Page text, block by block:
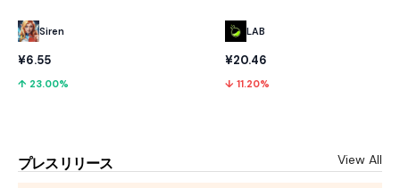
Siren
¥6.55
↑ 23.00%
LAB
¥20.46
↓ 11.20%
プレスリリース View All